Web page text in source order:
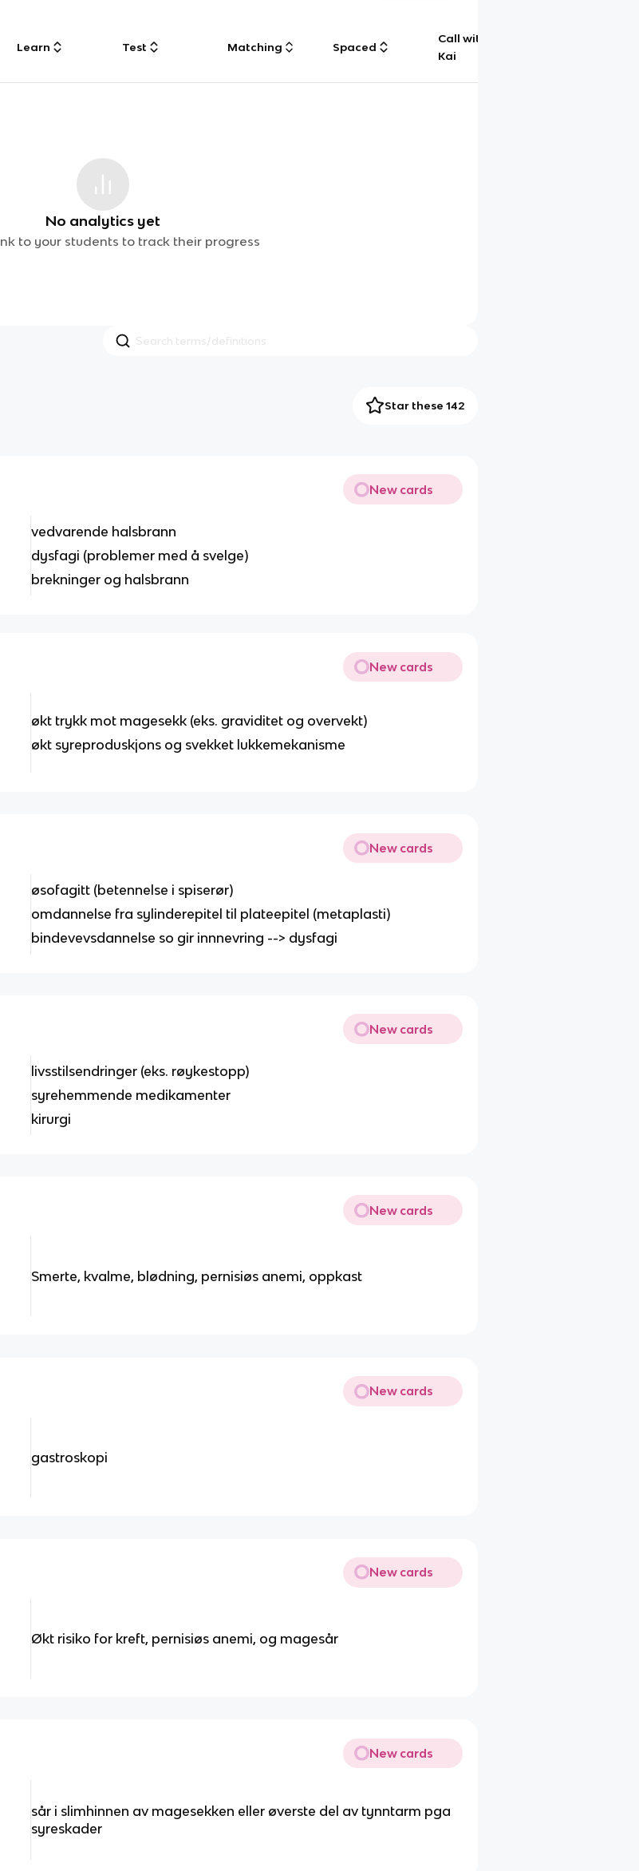
Learn Test Matching Spaced
Call with
Kai
No analytics yet
to your students to track their progress
Star these 142
New cards
vedvarende halsbrann
dysfagi (problemer med å svelge)
brekninger og halsbrann
New cards
økt trykk mot magesekk (eks. graviditet og overvekt)
økt syreproduskjons og svekket lukkemekanisme
New cards
øsofagitt (betennelse i spiserør)
omdannelse fra sylinderepitel til plateepitel (metaplasti)
bindevevsdannelse so gir innnevring --> dysfagi
New cards
livsstilsendringer (eks. røykestopp)
syrehemmende medikamenter
kirurgi
New cards
Smerte, kvalme, blødning, pernisiøs anemi, oppkast
New cards
gastroskopi
New cards
Økt risiko for kreft, pernisiøs anemi, og magesår
New cards
sår i slimhinnen av magesekken eller øverste del av tynntarm pga
syreskader